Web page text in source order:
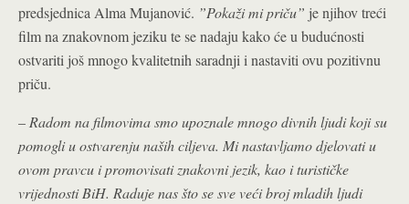
predsjednica Alma Mujanović. ”Pokaži mi priču” je njihov treći
film na znakovnom jeziku te se nadaju kako će u budućnosti
ostvariti još mnogo kvalitetnih saradnji i nastaviti ovu pozitivnu
priču.
–Radom na filmovima smo upoznale mnogo divnih ljudi koji su
pomogli u ostvarenju naših ciljeva. Mi nastavljamo djelovati u
ovom pravcu i promovisati znakovni jezik, kao i turističke
vrijednosti BiH. Raduje nas što se sve veći broj mladih ljudi